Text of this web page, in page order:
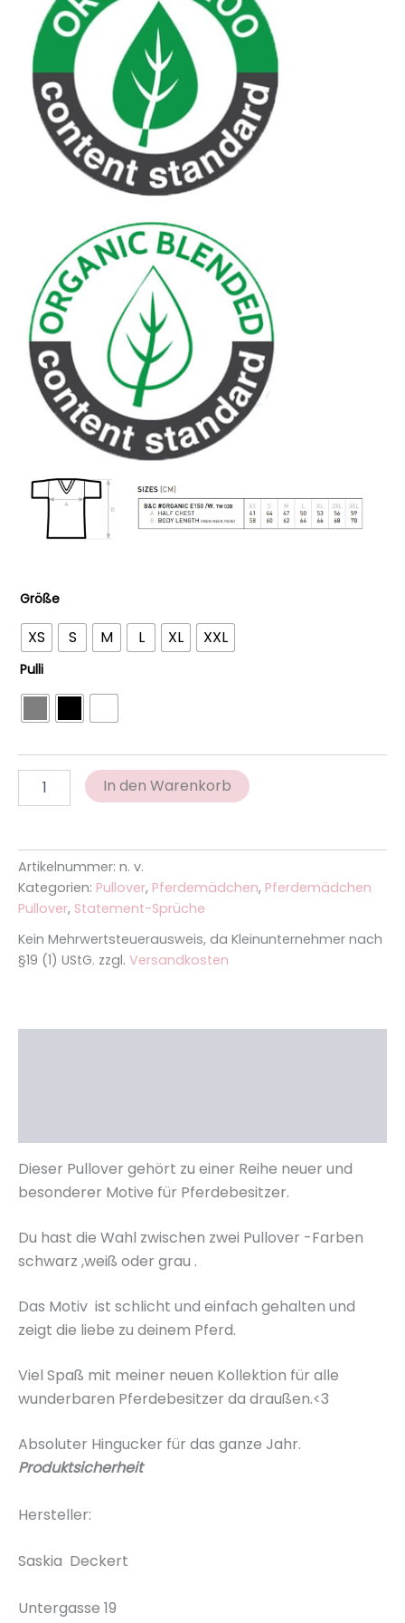
Größe
XS S M L XL XXL
Pulli
In den Warenkorb
Artikelnummer: n. v.
Kategorien: Pullover, Pferdemädchen, Pferdemädchen
Pullover, Statement-Sprüche
Kein Mehrwertsteuerausweis, da Kleinunternehmer nach
§19 (1) UStG. zzgl. Versandkosten
Dieser Pullover gehört zu einer Reihe neuer und
besonderer Motive für Pferdebesitzer.
Du hast die Wahl zwischen zwei Pullover -Farben
schwarz ,weiß oder grau .
Das Motiv ist schlicht und einfach gehalten und
zeigt die liebe zu deinem Pferd.
Viel Spaß mit meiner neuen Kollektion für alle
wunderbaren Pferdebesitzer da draußen.<3
Absoluter Hingucker für das ganze Jahr.
Produktsicherheit
Hersteller:
Saskia Deckert
Untergasse 19